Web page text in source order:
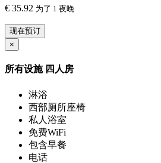
€ 35.92 为了 1 夜晚
现在预订
×
所有设施 四人房
淋浴
西部厕所座椅
私人浴室
免费WiFi
包含早餐
电话